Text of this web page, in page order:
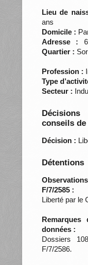
Lieu de
ans
Domicile :
Adresse :
Quartier :
Profession :
Type
Secteur :
conseils
Décision :
Détentions
F/7/2585 :
Liberté par le
données :
Dossiers
F/7/2586.